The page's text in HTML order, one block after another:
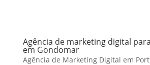
Agência de marketing digital
em Gondomar
Agência de Marketing Digital em